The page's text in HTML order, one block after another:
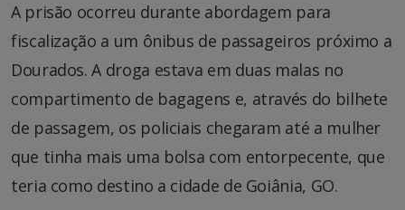
A prisão ocorreu durante abordagem para
fiscalização a um ônibus de passageiros próximo a
Dourados. A droga estava em duas malas no
compartimento de bagagens e, através do bilhete
de passagem, os policiais chegaram até a mulher
que tinha mais uma bolsa com entorpecente, que
teria como destino a cidade de Goiânia, GO.